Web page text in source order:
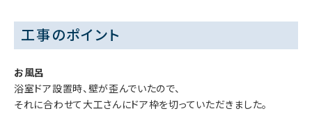
工事のポイント
お風呂
浴室ドア設置時、壁が歪んでいたので、
それに合わせて大工さんにドア枠を切っていただきました。